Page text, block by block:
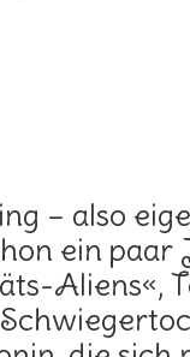
– also
ein
Aliens«,